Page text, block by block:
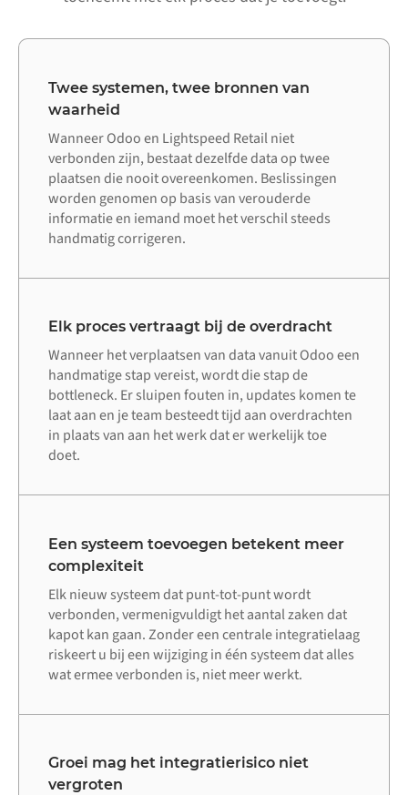
Twee systemen, twee bronnen van
waarheid
Wanneer Odoo en Lightspeed Retail niet
verbonden zijn, bestaat dezelfde data op twee
plaatsen die nooit overeenkomen. Beslissingen
worden genomen op basis van verouderde
informatie en iemand moet het verschil steeds
handmatig corrigeren.
Elk proces vertraagt bij de overdracht
Wanneer het verplaatsen van data vanuit Odoo een
handmatige stap vereist, wordt die stap de
bottleneck. Er sluipen fouten in, updates komen te
laat aan en je team besteedt tijd aan overdrachten
in plaats van aan het werk dat er werkelijk toe
doet.
Een systeem toevoegen betekent meer
complexiteit
Elk nieuw systeem dat punt-tot-punt wordt
verbonden, vermenigvuldigt het aantal zaken dat
kapot kan gaan. Zonder een centrale integratielaag
riskeert u bij een wijziging in één systeem dat alles
wat ermee verbonden is, niet meer werkt.
Groei mag het integratierisico niet
vergroten